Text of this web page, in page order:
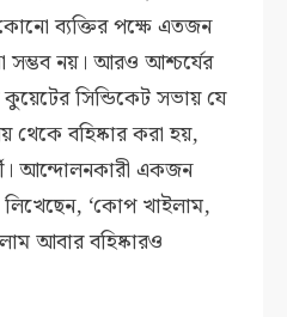
ব্যক্তির পক্ষে এতজন
সম্ভব নয়। আরও আশ্চর্যের
সিন্ডিকেট সভায় যে
থেকে বহিষ্কার করা হয়,
আন্দোলনকারী একজন
লিখেছেন, ‘কোপ খাইলাম,
আবার বহিষ্কারও